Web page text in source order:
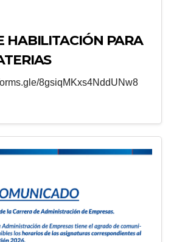
HABILITACIÓN PARA
8gsiqMKxs4NddUNw8